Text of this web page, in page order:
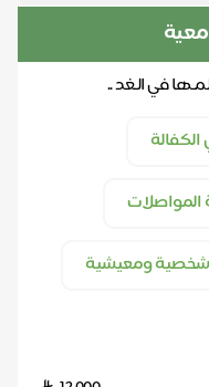
في الـغد ..
المواصلات
شخصية ومعيشية